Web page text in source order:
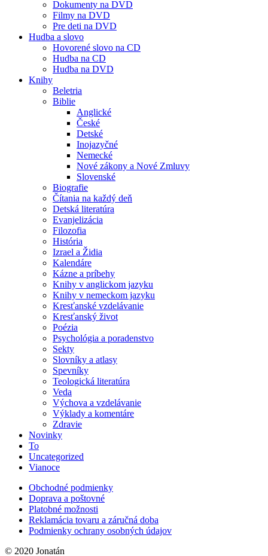
Dokumenty na DVD
Filmy na DVD
Pre deti na DVD
Hudba a slovo
Hovorené slovo na CD
Hudba na CD
Hudba na DVD
Knihy
Beletria
Biblie
Anglické
České
Detské
Inojazyčné
Nemecké
Nové zákony a Nové Zmluvy
Slovenské
Biografie
Čítania na každý deň
Detská literatúra
Evanjelizácia
Filozofia
História
Izrael a Židia
Kalendáre
Kázne a príbehy
Knihy v anglickom jazyku
Knihy v nemeckom jazyku
Kresťanské vzdelávanie
Kresťanský život
Poézia
Psychológia a poradenstvo
Sekty
Slovníky a atlasy
Spevníky
Teologická literatúra
Veda
Výchova a vzdelávanie
Výklady a komentáre
Zdravie
Novinky
To
Uncategorized
Vianoce
Obchodné podmienky
Doprava a poštovné
Platobné možnosti
Reklamácia tovaru a záručná doba
Podmienky ochrany osobných údajov
© 2020 Jonatán